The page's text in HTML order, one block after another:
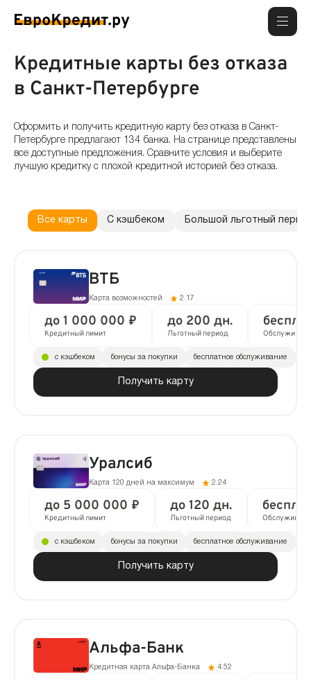
Кредитные карты без отказа
в Санкт-Петербурге
Оформить и получить кредитную карту без отказа в Санкт-
Петербурге предлагают 134 банка. На странице представлены
все доступные предложения. Сравните условия и выберите
лучшую кредитку с плохой кредитной историей без отказа.
Все карты С кэшбеком Большой льготный
ВТБ
Карта возможностей 2.17
до 1 000 000 ₽
Кредитный лимит
до 200 дн.
Льготный период
Получить карту
с кэшбеком бонусы за покупки бесплатное обслуживание
Уралсиб
Карта 120 дней на максимум 2.24
до 5 000 000 ₽
Кредитный лимит
до 120 дн.
Льготный период
Получить карту
с кэшбеком бонусы за покупки бесплатное обслуживание
Альфа-Банк
Кредитная карта Альфа-Банка 4.52